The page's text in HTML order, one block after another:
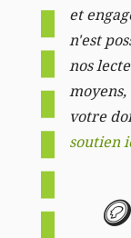
et
n'est
nos
votre
soutien
🪙